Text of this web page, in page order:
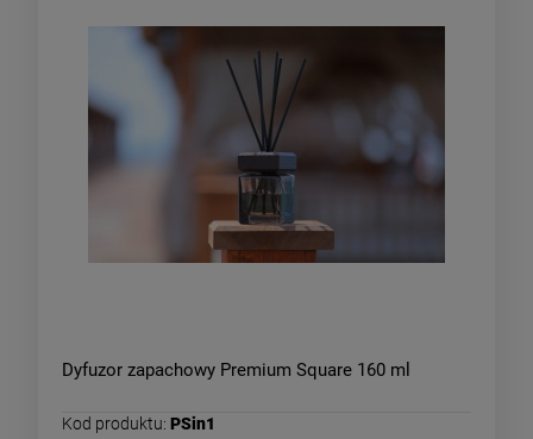
Dyfuzor zapachowy Premium Square 160 ml
Kod produktu: PSin1